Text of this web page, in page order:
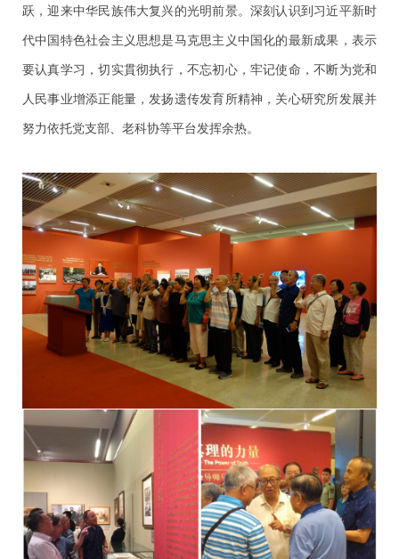
跃，迎来中华民族伟大复兴的光明前景。深刻认识到习近平新时
代中国特色社会主义思想是马克思主义中国化的最新成果，表示
要认真学习，切实貫彻执行，不忘初心，牢记使命，不断为党和
人民事业增添正能量，发扬遗传发育所精神，关心研究所发展并
努力依托党支部、老科协等平台发挥余热。